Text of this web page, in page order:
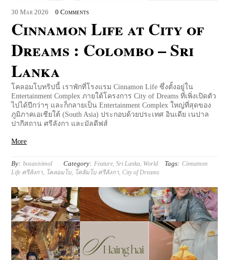
30 Mar 2026 0 Comments
Cinnamon Life at City of
Dreams : Colombo – Sri
Lanka
โคลอมโบทริปนี้ เราพักที่โรงแรม Cinnamon Life ซึ่งตั้งอยู่ใน
Entertainment Complex ภายใต้โครงการ City of Dreams ที่เพิ่งเปิดตัว
ไปได้ปีกว่าๆ และก็กลายเป็น Entertainment Complex ใหญ่ที่สุดของ
ภูมิภาคเอเชียใต้ (South Asia) ประกอบด้วยประเทศ อินเดีย เนปาล
ปากีสถาน ศรีลังกา และมัลดีฟส์
More
By: bosasivimol Category: Feature,Sri Lanka, World Tags: Cinnamon
Life ศรีลังกา, โคลอมโบ, โคลัมโบ ศรีลังกา,City of Dreams